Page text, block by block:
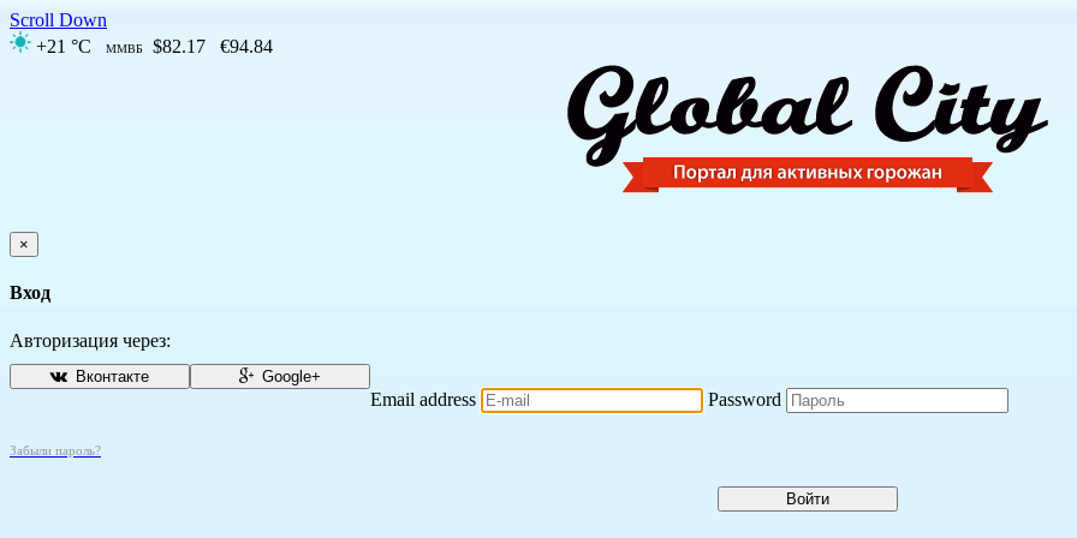
Scroll Down
+21 °C
ММВБ $82.17 €94.84
×
Вход
Авторизация через:
Вконтакте Google+
Email address Password
Забыли пароль?
Войти